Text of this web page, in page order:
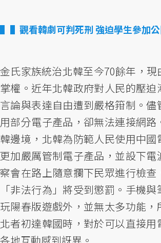
▌觀看韓劇可判死刑 強迫學生參加
金氏家族統治北韓至今70餘年，現
掌權。近年北韓政府對人民的壓迫
言論與表達自由遭到嚴格箝制。儘
用部分電子產品，卻無法連接網路
韓邊境，北韓為防範人民使用中國
更加嚴厲管制電子產品，並設下電
察會在路上隨意攔下民眾進行檢查
「非法行為」將受到懲罰。手機
玩陽春版遊戲外，並無太多功能，
北者初達韓國時，對於可以直接用